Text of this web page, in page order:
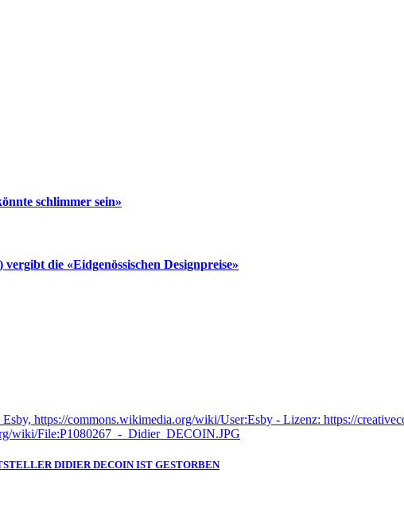
schlimmer sein»
die «Eidgenössischen Designpreise»
DIDIER DECOIN IST GESTORBEN